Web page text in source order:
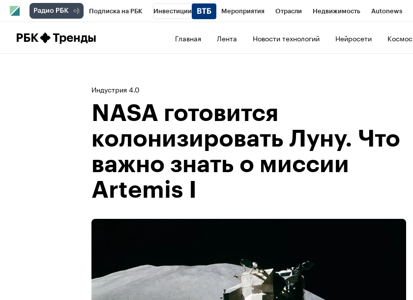
Подписка на РБК Инвестиции Мероприятия Отрасли Недвижимость Autonews
РБК Тренды Главная Лента Новости технологий Нейросети Космос
Индустрия 4.0
NASA готовится
колонизировать Луну. Что
важно знать о миссии
Artemis I